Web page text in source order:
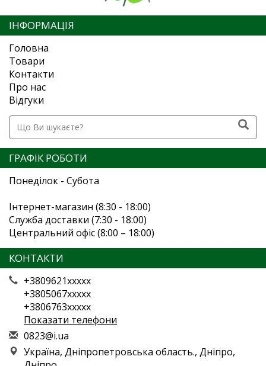
ІНФОРМАЦІЯ
Головна
Товари
Контакти
Про нас
Відгуки
ГРАФІК РОБОТИ
Понеділок - Субота
Інтернет-магазин (8:30 - 18:00)
Служба доставки (7:30 - 18:00)
Центральний офіс (8:00 – 18:00)
КОНТАКТИ
+3809621xxxxx
+3805067xxxxx
+3806763xxxxx
Показати телефони
0823@i.ua
Україна, Дніпропетровська область., Дніпро,